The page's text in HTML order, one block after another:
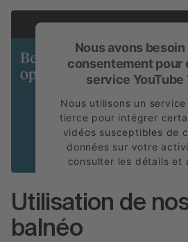
Nous avons
consentement pour
service YouTube
Nous utilisons un
tierce pour intégrer
vidéos susceptibles de
données sur votre
consulter les détails et
service pour regarder
En savoir plus
Utilisation de
balnéo